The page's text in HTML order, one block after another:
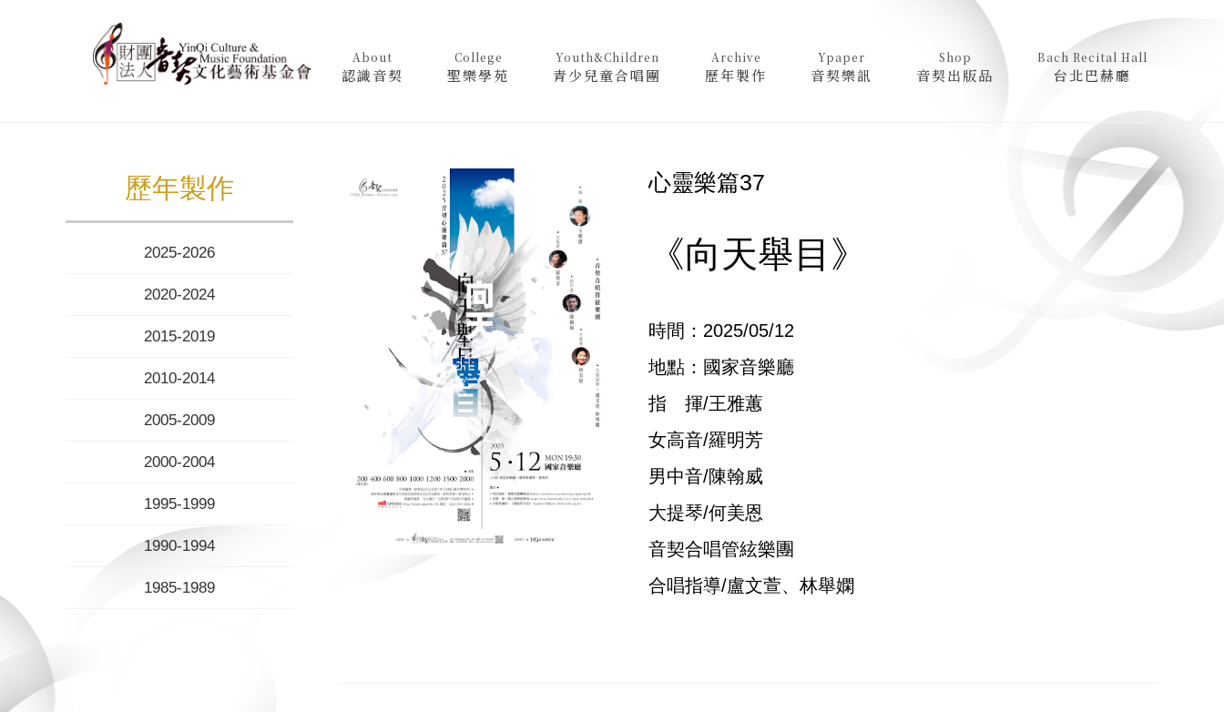
About
認識音契
College
聖樂學苑
Youth&Children
青少兒童合唱團
Archive
歷年製作
Ypaper
音契樂訊
Shop
音契出版品
Bach Recital Hall
台北巴赫廳
歷年製作
2025-2026
2020-2024
2015-2019
2010-2014
2005-2009
2000-2004
1995-1999
1990-1994
1985-1989
心靈樂篇37
《向天舉目》
時間：2025/05/12
地點：國家音樂廳
指 揮/王雅蕙
女高音/羅明芳
男中音/陳翰威
大提琴/何美恩
音契合唱管絃樂團
合唱指導/盧文萱、林舉嫻